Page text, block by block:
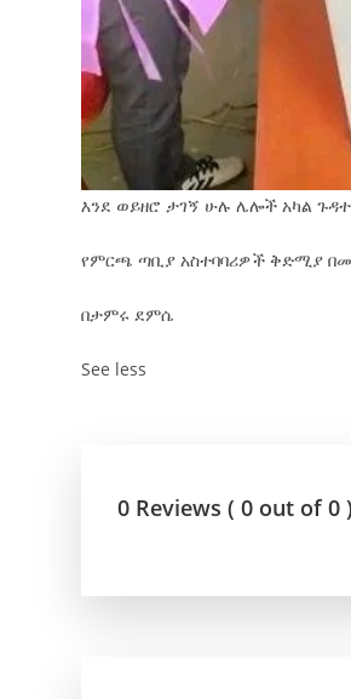
እንደ ወይዘሮ ታገኝ ሁሉ ሌሎች አካል
የምርጫ ጣቢያ አስተባባሪዎች ቅድሚያ
በታምሩ ደምሴ
See less
0 Reviews ( 0 out of 0 )